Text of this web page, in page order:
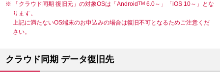
「クラウド同期 復旧元」の対象OSは「AndroidTM 6.0～」「iOS 10～」とな
ります。
上記に満たないOS端末のお申込みの場合は復旧不可となるためご注意くだ
さい。
クラウド同期 データ復旧先